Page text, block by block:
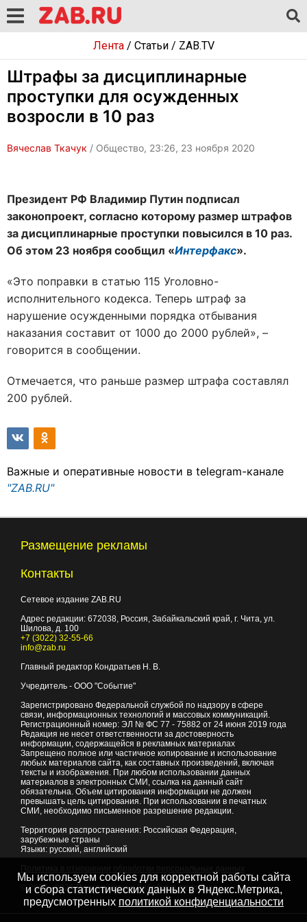
Лента/ Статьи/ ZAB.TV
Штрафы за дисциплинарные
проступки для осужденных
возросли в 10 раз
Вячеслав Ткачук / Общество, 23:26, 23 ноября 2020
Президент РФ Владимир Путин подписал
законопроект, согласно которому размер штрафов
за дисциплинарные проступки повысился в 10 раз.
Об этом 23 ноября сообщил «Интерфакс».
«Это поправки в статью 115 Уголовно-
исполнительного кодекса. Теперь штраф за
нарушение осужденными порядка отбывания
наказания составит от 1000 до 2000 рублей», –
говорится в сообщении.
Отмечается, что раньше размер штрафа составлял
200 рублей.
Важные и оперативные новости в telegram-канале
"ZAB.RU"
Размещение рекламы
Контакты
Сетевое издание ZAB.RU
Адрес редакции: 672038, Россия, Забайкальский край, г. Чита, ул.
Шилова, д. 100
+7 (3022) 32-55-66
info@zab.ru
Главный редактор Кондратьев Н. В.
Учредитель - ООО "Событие"
Зарегистрировано Федеральной службой по надзору в сфере
связи, информационных технологий и массовых коммуникаций.
Регистрационный номер: ЭЛ № ФС 77 - 75882 от 24 июня 2019 года
Редакция не несет ответственности за достоверность
информации, содержащейся в рекламных материалах
Запрещено полное или частичное копирование и использование
любых материалов сайта, как составных произведений, включая
тексты и изображения. При любом использовании данных
материалов в электронных СМИ, ссылка на данный сайт
обязательна. Объем цитирования информации не должен
превышать цель цитирования. При использовании в печатных
СМИ, необходимо письменное разрешение редакции.
Территория распространения: Российская Федерация,
зарубежные страны
Языки: русский, английский
© 2007 - 2026Портал Читы и Забайкальского края
Мы используем cookies для корректной работы сайта
и сбора статистических данных в Яндекс.Метрика,
предусмотренных политикой конфиденциальности